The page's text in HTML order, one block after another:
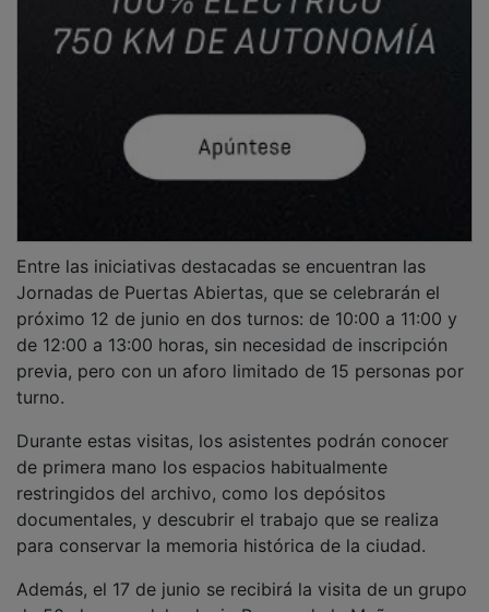
Jornadas de Puertas Abiertas, que se celebrarán el
próximo 12 de junio en dos turnos: de 10:00 a 11:00 y
de 12:00 a 13:00 horas, sin necesidad de inscripción
previa, pero con un aforo limitado de 15 personas por
turno.
de primera mano los espacios habitualmente
restringidos del archivo, como los depósitos
documentales, y descubrir el trabajo que se realiza
para conservar la memoria histórica de la ciudad.
de 50 alumnos del colegio Parque de la Muñeca,